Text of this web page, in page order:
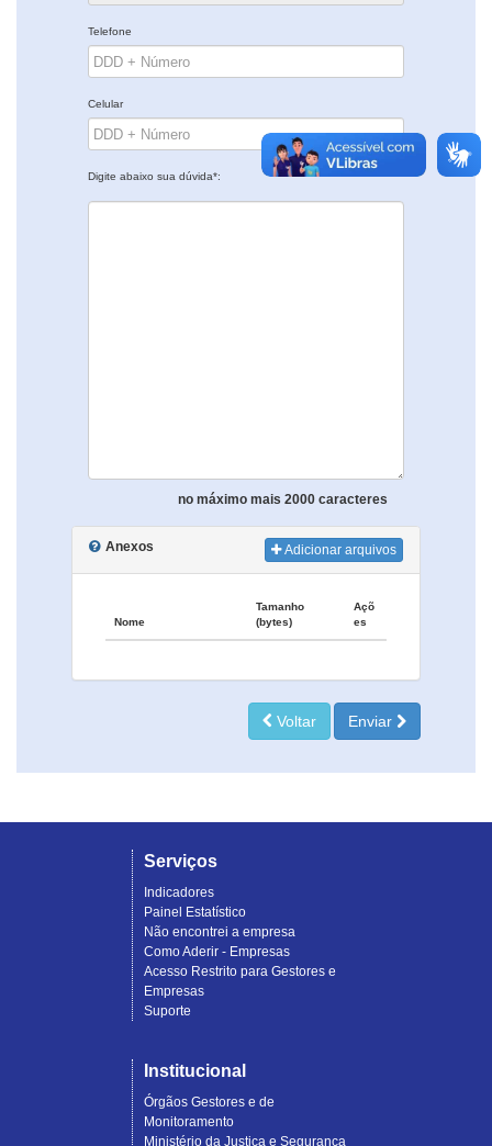
Telefone
Celular
Digite abaixo sua dúvida*:
no máximo mais 2000 caracteres
Anexos Adicionar arquivos
Nome
Tamanho
(bytes)
Açõ
es
Voltar Enviar
Serviços
Indicadores
Painel Estatístico
Não encontrei a empresa
Como Aderir - Empresas
Acesso Restrito para Gestores e
Empresas
Suporte
Institucional
Órgãos Gestores e de
Monitoramento
Ministério da Justiça e Segurança